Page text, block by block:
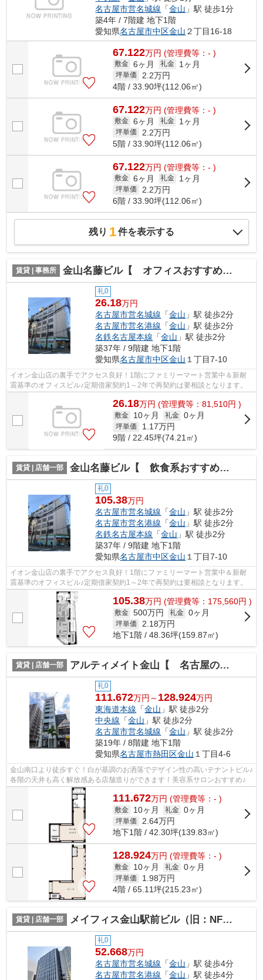
名古屋市営名城線 「金山 」駅 徒歩1分
築4年 / 7階建 地下1階
愛知県名古屋市中区金山 ２丁目16-18
67.122万円 (管理費等：- )
敷金 6ヶ月 礼金 1ヶ月
坪単価 2.2万円
4階 / 33.90坪(112.06㎡)
67.122万円 (管理費等：- )
敷金 6ヶ月 礼金 1ヶ月
坪単価 2.2万円
5階 / 33.90坪(112.06㎡)
67.122万円 (管理費等：- )
敷金 6ヶ月 礼金 1ヶ月
坪単価 2.2万円
6階 / 33.90坪(112.06㎡)
残り 1件を表示する
賃貸 | 事務所 金山名藤ビル【 オフィスおすすめ 】
礼0
26.18万円
名古屋市営名城線 「金山 」駅 徒歩2分
名古屋市営名港線 「金山 」駅 徒歩2分
名鉄名古屋本線 「金山 」駅 徒歩2分
築37年 / 9階建 地下1階
愛知県名古屋市中区金山 １丁目7-10
イオン金山店の裏手でアクセス良好！1階にファミリーマート営業中＆新耐
震基準のオフィスビル♪定期借家契約1～2年で再契約は要相談となります。
26.18万円 (管理費等：81,510円 )
敷金 10ヶ月 礼金 0ヶ月
坪単価 1.17万円
9階 / 22.45坪(74.21㎡)
賃貸 | 店舗一部 金山名藤ビル【 飲食系おすすめ 】
礼0
105.38万円
名古屋市営名城線 「金山 」駅 徒歩2分
名古屋市営名港線 「金山 」駅 徒歩2分
名鉄名古屋本線 「金山 」駅 徒歩2分
築37年 / 9階建 地下1階
愛知県名古屋市中区金山 １丁目7-10
イオン金山店の裏手でアクセス良好！1階にファミリーマート営業中＆新耐
震基準のオフィスビル♪定期借家契約1～2年で再契約は要相談となります。
105.38万円 (管理費等：175,560円 )
敷金 500万円 礼金 0ヶ月
坪単価 2.18万円
地下1階 / 48.36坪(159.87㎡)
賃貸 | 店舗一部 アルティメイト金山【 名古屋の貸事務所・貸オフィス 】
礼0
111.672万円～ 128.924万円
東海道本線 「金山 」駅 徒歩2分
中央線 「金山 」駅 徒歩2分
名古屋市営名城線 「金山 」駅 徒歩2分
築19年 / 8階建 地下1階
愛知県名古屋市熱田区金山 １丁目4-6
金山南口より徒歩すぐ！白が基調のお洒落でデザイン性の高いテナントビル♪
各階の天井も高く解放感ある店舗造りができます！美容系サロンおすすめ♪
111.672万円 (管理費等：- )
敷金 10ヶ月 礼金 0ヶ月
坪単価 2.64万円
地下1階 / 42.30坪(139.83㎡)
128.924万円 (管理費等：- )
敷金 10ヶ月 礼金 0ヶ月
坪単価 1.98万円
4階 / 65.11坪(215.23㎡)
賃貸 | 店舗一部 メイフィス金山駅前ビル（旧：NFC金山駅前ビル）【 クリニックおすすめ 】
礼0
52.668万円
名古屋市営名城線 「金山 」駅 徒歩4分
名古屋市営名港線 「金山 」駅 徒歩4分